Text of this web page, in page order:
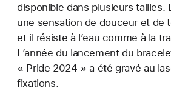
disponible dans plusieurs tailles.
une sensation de douceur et de
et il résiste à l’eau comme à la
L’année du lancement du
« Pride 2024 » a été gravé au
fixations.